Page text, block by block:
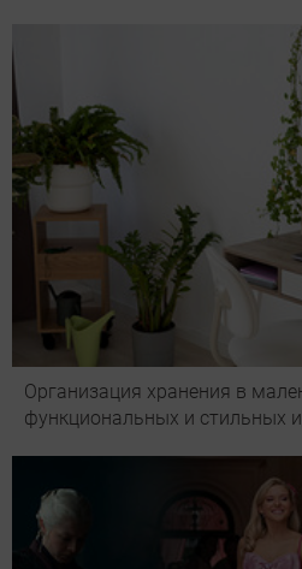
Организация хранения в
функциональных и стильных